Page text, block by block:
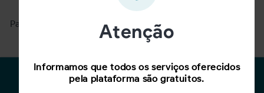
Para ver mais, acesse a página Buscar Oportunidades.
Para Candidatos
Atenção
Informamos que todos os serviços oferecidos
pela plataforma são gratuitos.